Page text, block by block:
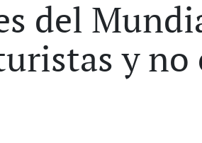
del
y no